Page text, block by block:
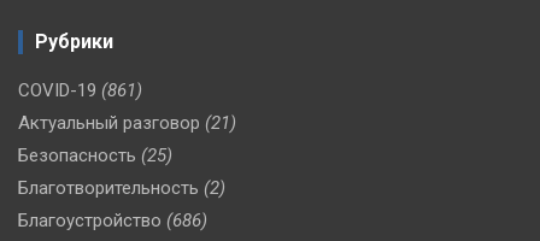
Рубрики
COVID-19 (861)
Актуальный разговор (21)
Безопасность (25)
Благотворительность (2)
Благоустройство (686)